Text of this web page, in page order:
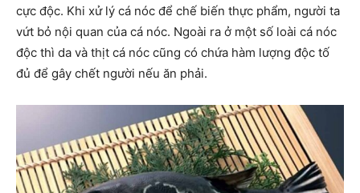
cực độc. Khi xử lý cá nóc để chế biến thực phẩm, người ta
vứt bỏ nội quan của cá nóc. Ngoài ra ở một số loài cá nóc
độc thì da và thịt cá nóc cũng có chứa hàm lượng độc tố
đủ để gây chết người nếu ăn phải.